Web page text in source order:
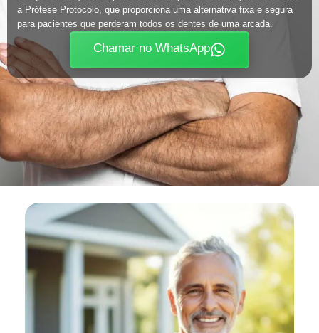
a Prótese Protocolo, que proporciona uma alternativa fixa e segura
para pacientes que perderam todos os dentes de uma arcada.
Chamar no WhatsApp